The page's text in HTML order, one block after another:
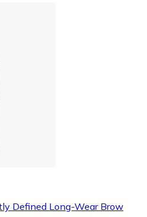
Defined Long-Wear Brow